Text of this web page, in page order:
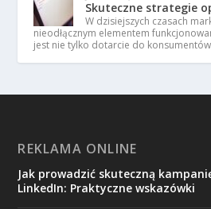
Skuteczne strategie
W dzisiejszych czasach
nieodłącznym elementem
jest nie tylko dotarcie do
REKLAMA ONLINE
Jak prowadzić skuteczną
LinkedIn: Praktyczne wskazówki